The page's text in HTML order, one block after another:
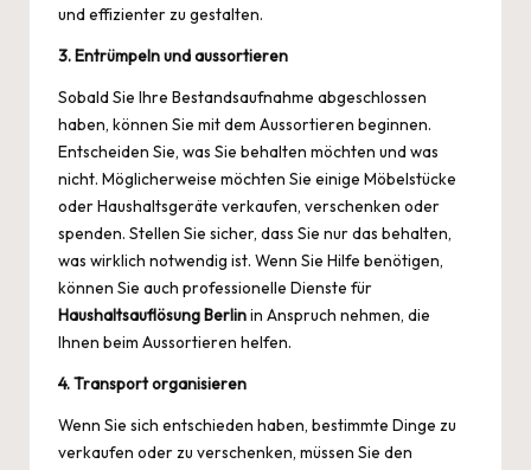
und effizienter zu gestalten.
3. Entrümpeln und aussortieren
Sobald Sie Ihre Bestandsaufnahme abgeschlossen
haben, können Sie mit dem Aussortieren beginnen.
Entscheiden Sie, was Sie behalten möchten und was
nicht. Möglicherweise möchten Sie einige Möbelstücke
oder Haushaltsgeräte verkaufen, verschenken oder
spenden. Stellen Sie sicher, dass Sie nur das behalten,
was wirklich notwendig ist. Wenn Sie Hilfe benötigen,
können Sie auch professionelle Dienste für
Haushaltsauflösung Berlinin Anspruch nehmen, die
Ihnen beim Aussortieren helfen.
4. Transport organisieren
Wenn Sie sich entschieden haben, bestimmte Dinge zu
verkaufen oder zu verschenken, müssen Sie den